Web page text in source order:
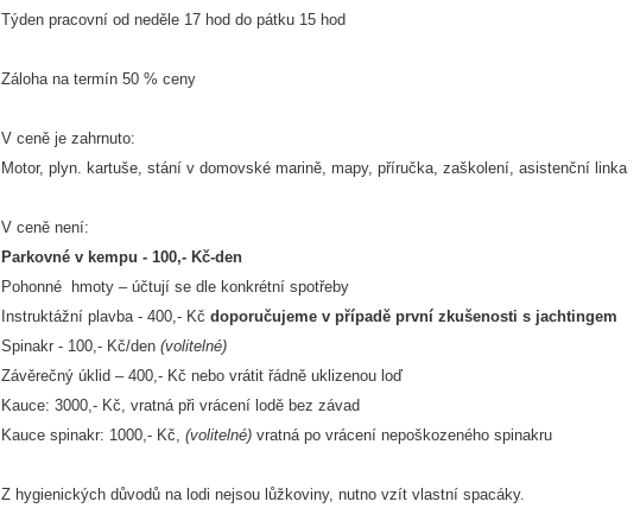
Týden pracovní od neděle 17 hod do pátku 15 hod
Záloha na termín 50 % ceny
V ceně je zahrnuto:
Motor, plyn. kartuše, stání v domovské marině, mapy, příručka, zaškolení, asistenční linka
V ceně není:
Parkovné v kempu - 100,- Kč-den
Pohonné hmoty – účtují se dle konkrétní spotřeby
Instruktážní plavba - 400,- Kč doporučujeme v případě první zkušenosti s jachtingem
Spinakr - 100,- Kč/den (volitelné)
Závěrečný úklid – 400,- Kč nebo vrátit řádně uklizenou loď
Kauce: 3000,- Kč, vratná při vrácení lodě bez závad
Kauce spinakr: 1000,- Kč, (volitelné) vratná po vrácení nepoškozeného spinakru
Z hygienických důvodů na lodi nejsou lůžkoviny, nutno vzít vlastní spacáky.